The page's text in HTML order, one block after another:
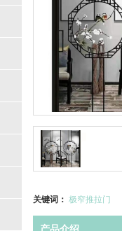
关键词： 极窄推拉门